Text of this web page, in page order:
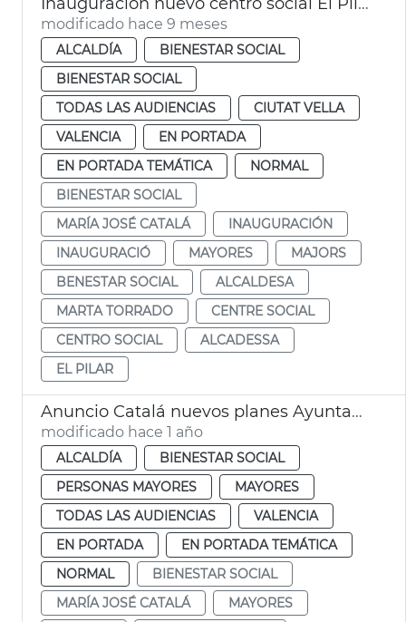
modificado hace 9 meses
ALCALDÍA
BIENESTAR SOCIAL
BIENESTAR SOCIAL
TODAS LAS AUDIENCIAS
CIUTAT VELLA
VALENCIA
EN PORTADA
EN PORTADA TEMÁTICA
NORMAL
BIENESTAR SOCIAL
MARÍA JOSÉ CATALÁ
INAUGURACIÓN
INAUGURACIÓ
MAYORES
MAJORS
BENESTAR SOCIAL
ALCALDESA
MARTA TORRADO
CENTRE SOCIAL
CENTRO SOCIAL
ALCADESSA
EL PILAR
Anuncio Catalá nuevos planes Ayuntamiento València centros mayores
modificado hace 1 año
ALCALDÍA
BIENESTAR SOCIAL
PERSONAS MAYORES
MAYORES
TODAS LAS AUDIENCIAS
VALENCIA
EN PORTADA
EN PORTADA TEMÁTICA
NORMAL
BIENESTAR SOCIAL
MARÍA JOSÉ CATALÁ
MAYORES